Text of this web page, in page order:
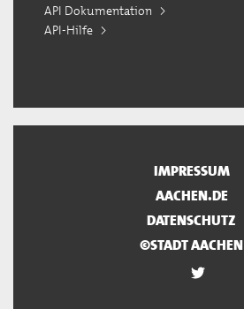
API Dokumentation
API-Hilfe
IMPRESSUM
AACHEN.DE
DATENSCHUTZ
©STADT AACHEN